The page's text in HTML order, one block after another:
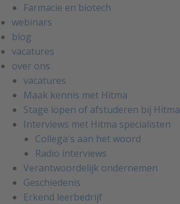
Farmacie en biotech
webinars
blog
vacatures
over ons
vacatures
Maak kennis met Hitma
Stage lopen of afstuderen bij Hitma
Interviews met Hitma specialisten
Collega's aan het woord
Radio interviews
Verantwoordelijk ondernemen
Geschiedenis
Erkend leerbedrijf